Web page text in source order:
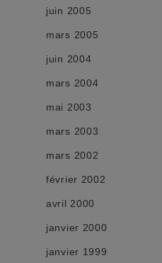
juin 2005
mars 2005
juin 2004
mars 2004
mai 2003
mars 2003
mars 2002
février 2002
avril 2000
janvier 2000
janvier 1999